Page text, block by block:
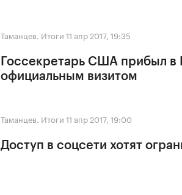
Таманцев. Итоги 11 апр 2017, 19:35
Госсекретарь США прибыл
официальным визитом
Таманцев. Итоги 11 апр 2017, 19:00
Доступ в соцсети хотят